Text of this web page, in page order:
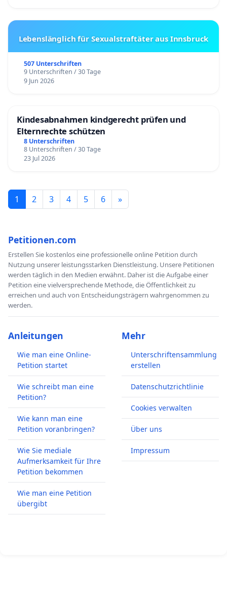
Lebenslänglich für Sexualstraftäter aus Innsbruck
507 Unterschriften
9 Unterschriften / 30 Tage
9 Jun 2026
Kindesabnahmen kindgerecht prüfen und
Elternrechte schützen
8 Unterschriften
8 Unterschriften / 30 Tage
23 Jul 2026
1 2 3 4 5 6 »
Petitionen.com
Erstellen Sie kostenlos eine professionelle online Petition durch
Nutzung unserer leistungsstarken Dienstleistung. Unsere Petitionen
werden täglich in den Medien erwähnt. Daher ist die Aufgabe einer
Petition eine vielversprechende Methode, die Öffentlichkeit zu
erreichen und auch von Entscheidungsträgern wahrgenommen zu
werden.
Anleitungen
Wie man eine Online-
Petition startet
Wie schreibt man eine
Petition?
Wie kann man eine
Petition voranbringen?
Wie Sie mediale
Aufmerksamkeit für Ihre
Petition bekommen
Wie man eine Petition
übergibt
Mehr
Unterschriftensammlung
erstellen
Datenschutzrichtlinie
Cookies verwalten
Über uns
Impressum